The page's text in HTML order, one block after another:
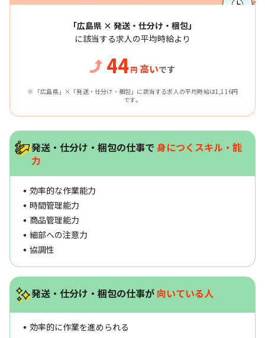
「広島県 × 発送・仕分け・梱包」
に該当する求人の平均時給より
44 円 高いです
※ 「広島県」×「発送・仕分け・梱包」に該当する求人の平均時給は1,116円
です。
発送・仕分け・梱包の仕事で 身につくスキル・能
力
効率的な作業能力
時間管理能力
商品管理能力
細部への注意力
協調性
発送・仕分け・梱包の仕事が 向いている人
効率的に作業を進められる